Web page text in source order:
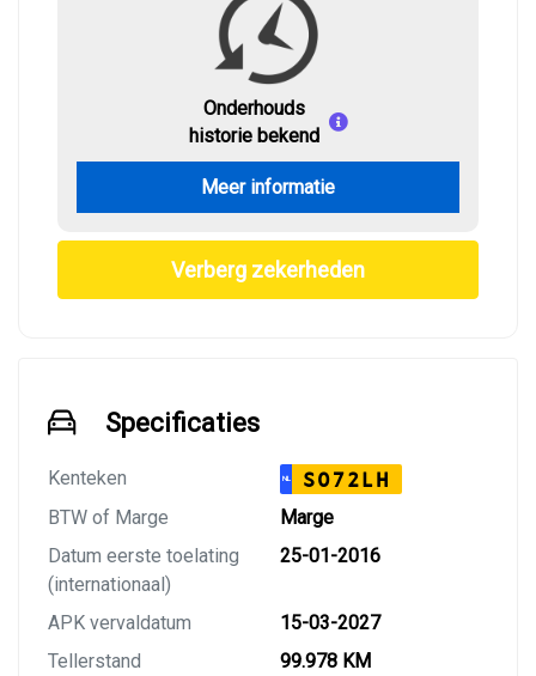
Onderhouds
historie bekend
Meer informatie
Verberg zekerheden
Specificaties
Kenteken NL S072LH
BTW of Marge
Marge
Datum eerste toelating
(internationaal)
25-01-2016
APK vervaldatum
15-03-2027
Tellerstand
99.978 KM